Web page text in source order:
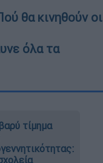
θα κινηθούν οι
όλα τα
τίμημα